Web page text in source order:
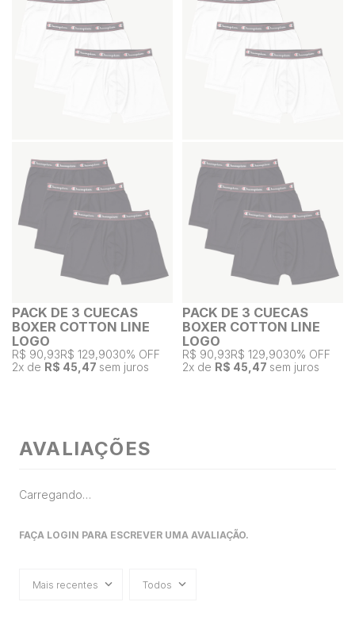
PACK DE 3 CUECAS
BOXER COTTON LINE
LOGO
R$ 90,93R$ 129,9030% OFF
2x de R$ 45,47 sem juros
PACK DE 3 CUECAS
BOXER COTTON LINE
LOGO
R$ 90,93R$ 129,9030% OFF
2x de R$ 45,47 sem juros
AVALIAÇÕES
Carregando…
FAÇA LOGIN PARA ESCREVER UMA AVALIAÇÃO.
Mais recentes Todos